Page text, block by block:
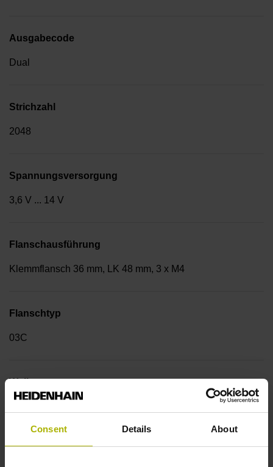
Consent Details About
Ausgabecode
Dual
Strichzahl
2048
Spannungsversorgung
3,6 V ... 14 V
Flanschausführung
Klemmflansch 36 mm, LK 48 mm, 3 x M4
Flanschtyp
03C
Welle
Vollwelle mit Anflachung, Durchmesser 10mm, Länge